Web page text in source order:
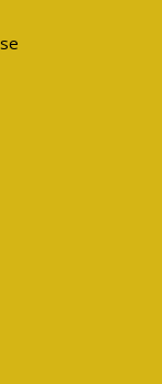
lager - mycket